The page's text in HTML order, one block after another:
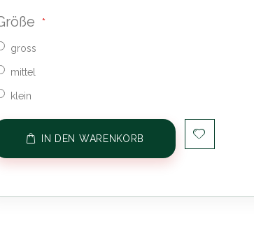
gross
mittel
klein
IN DEN WARENKORB